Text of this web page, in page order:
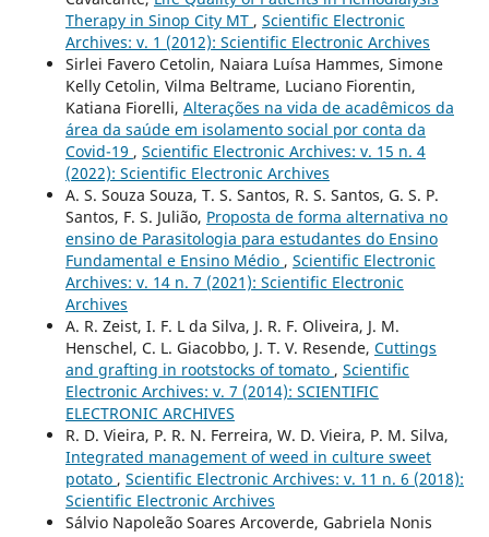
Therapy in Sinop City MT , Scientific Electronic
Archives: v. 1 (2012): Scientific Electronic Archives
Sirlei Favero Cetolin, Naiara Luísa Hammes, Simone
Kelly Cetolin, Vilma Beltrame, Luciano Fiorentin,
Katiana Fiorelli, Alterações na vida de acadêmicos da
área da saúde em isolamento social por conta da
Covid-19 , Scientific Electronic Archives: v. 15 n. 4
(2022): Scientific Electronic Archives
A. S. Souza Souza, T. S. Santos, R. S. Santos, G. S. P.
Santos, F. S. Julião, Proposta de forma alternativa no
ensino de Parasitologia para estudantes do Ensino
Fundamental e Ensino Médio , Scientific Electronic
Archives: v. 14 n. 7 (2021): Scientific Electronic
Archives
A. R. Zeist, I. F. L da Silva, J. R. F. Oliveira, J. M.
Henschel, C. L. Giacobbo, J. T. V. Resende, Cuttings
and grafting in rootstocks of tomato , Scientific
Electronic Archives: v. 7 (2014): SCIENTIFIC
ELECTRONIC ARCHIVES
R. D. Vieira, P. R. N. Ferreira, W. D. Vieira, P. M. Silva,
Integrated management of weed in culture sweet
potato , Scientific Electronic Archives: v. 11 n. 6 (2018):
Scientific Electronic Archives
Sálvio Napoleão Soares Arcoverde, Gabriela Nonis